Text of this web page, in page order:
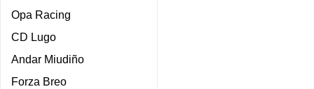
Opa Racing
CD Lugo
Andar Miudiño
Forza Breo